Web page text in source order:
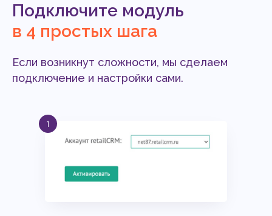
Подключите модуль
в 4 простых шага
Если возникнут сложности, мы сделаем
подключение и настройки сами.